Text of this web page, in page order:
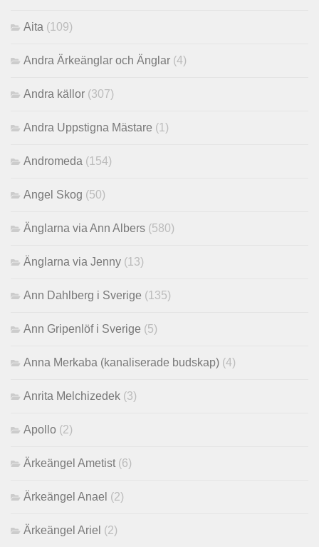
Aita (109)
Andra Ärkeänglar och Änglar (4)
Andra källor (307)
Andra Uppstigna Mästare (1)
Andromeda (154)
Angel Skog (50)
Änglarna via Ann Albers (580)
Änglarna via Jenny (13)
Ann Dahlberg i Sverige (135)
Ann Gripenlöf i Sverige (5)
Anna Merkaba (kanaliserade budskap) (4)
Anrita Melchizedek (3)
Apollo (2)
Ärkeängel Ametist (6)
Ärkeängel Anael (2)
Ärkeängel Ariel (2)